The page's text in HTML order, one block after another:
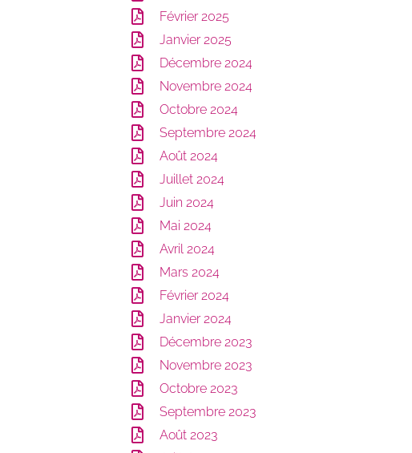
Février 2025
Janvier 2025
Décembre 2024
Novembre 2024
Octobre 2024
Septembre 2024
Août 2024
Juillet 2024
Juin 2024
Mai 2024
Avril 2024
Mars 2024
Février 2024
Janvier 2024
Décembre 2023
Novembre 2023
Octobre 2023
Septembre 2023
Août 2023